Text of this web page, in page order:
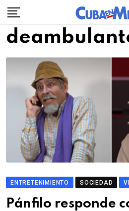
Skip
content
ENTRETENIMIENTO SOCIEDAD
Pánfilo responde